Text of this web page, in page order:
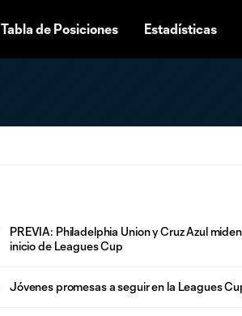
Tabla de Posiciones Estadísticas
PREVIA: Philadelphia Union y Cruz Azul
inicio de Leagues Cup
Jóvenes promesas a seguir en la Leagues